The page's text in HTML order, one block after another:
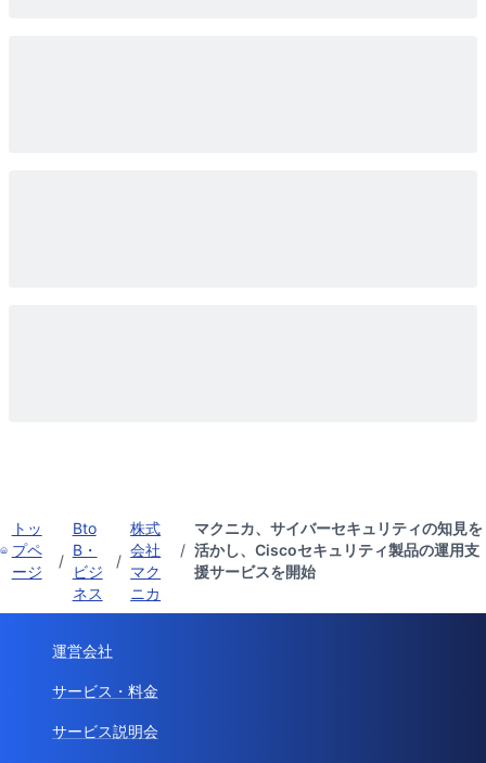
トッ
プペ
ージ
/
Bto
B・
ビジ
ネス
/
株式
会社
マク
ニカ
/
マクニカ、サイバーセキュリティの知見を
活かし、Ciscoセキュリティ製品の運用支
援サービスを開始
運営会社
サービス・料金
サービス説明会